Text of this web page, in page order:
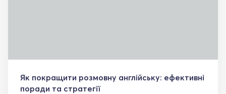
Як покращити розмовну англійську: ефективні
поради та стратегії